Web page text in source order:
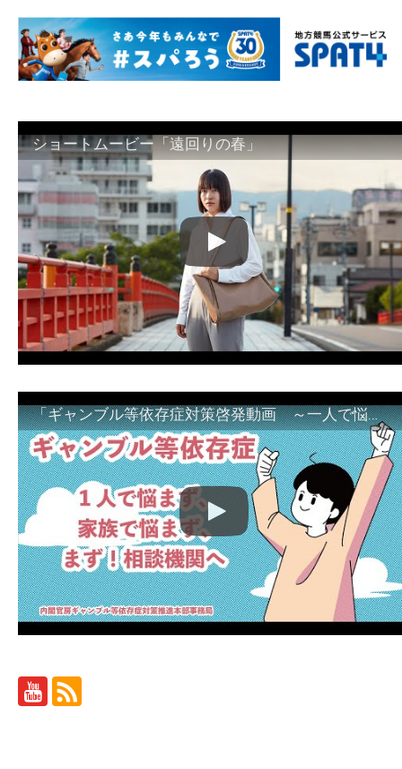
ショートムービー「遠回りの春」
「ギャンブル等依存症対策啓発動画 ～一人で悩まず、家族で悩まず、まず！相談機関へ～」